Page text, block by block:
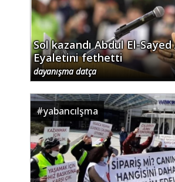
Sol kazandı Abdul El-
Eyaletini fethetti
dayanışma datça
#yabancılşma